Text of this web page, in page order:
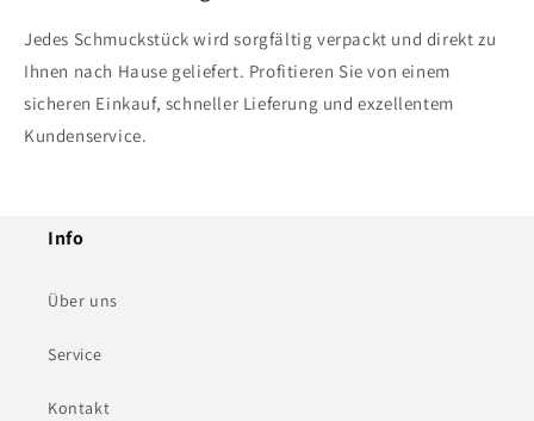
Jedes Schmuckstück wird sorgfältig verpackt und direkt zu
Ihnen nach Hause geliefert. Profitieren Sie von einem
sicheren Einkauf, schneller Lieferung und exzellentem
Kundenservice.
Info
Über uns
Service
Kontakt